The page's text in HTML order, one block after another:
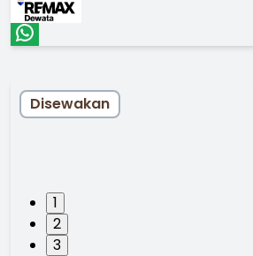
1
2
3
Disewakan